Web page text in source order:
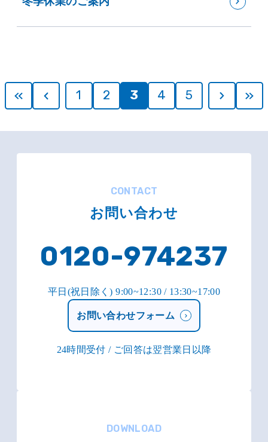
1 2 3 4 5
CONTACT
お問い合わせ
0120-974237
平日(祝日除く) 9:00~12:30 / 13:30~17:00
お問い合わせフォーム
24時間受付 / ご回答は翌営業日以降
DOWNLOAD